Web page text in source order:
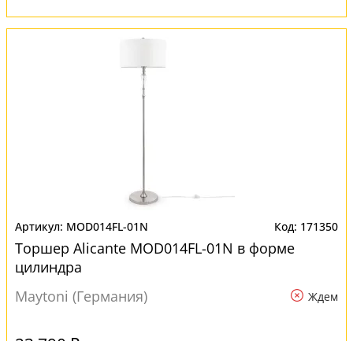
MOD014FL-01N 171350
Торшер Alicante MOD014FL-01N в форме
цилиндра
Maytoni (Германия)
Ждем